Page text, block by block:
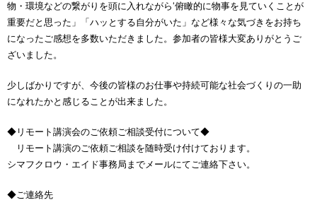
物・環境などの繋がりを頭に入れながら‘俯瞰的に物事を見ていくことが
重要だと思った」「ハッとする自分がいた」など様々な気づきをお持ち
になったご感想を多数いただきました。参加者の皆様大変ありがとうご
ざいました。
少しばかりですが、今後の皆様のお仕事や持続可能な社会づくりの一助
になれたかと感じることが出来ました。
◆リモート講演会のご依頼ご相談受付について◆
リモート講演のご依頼ご相談を随時受け付けております。
シマフクロウ・エイド事務局までメールにてご連絡下さい。
◆ご連絡先